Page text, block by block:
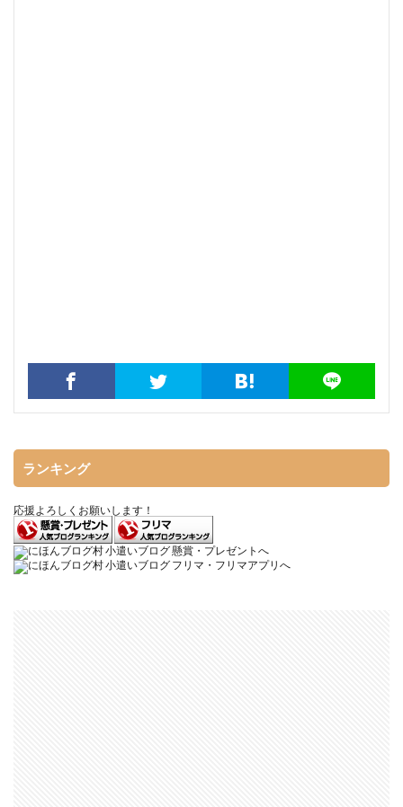
ランキング
応援よろしくお願いします！